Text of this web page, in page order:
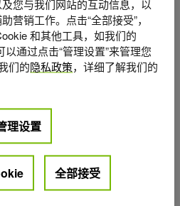
中具有丰富接触的仿真环境
问题技术，因为它不需要人类
和固定中的错误非常可靠。然
）——仿真与现实世界之间的差
您与我们网站的互动信息，以
营销工作。点击“全部接受”，
和其他工具，如我们的
以通过点击“管理设置”来管理您
们的隐私政策，详细了解我们的
理设置
全部接受